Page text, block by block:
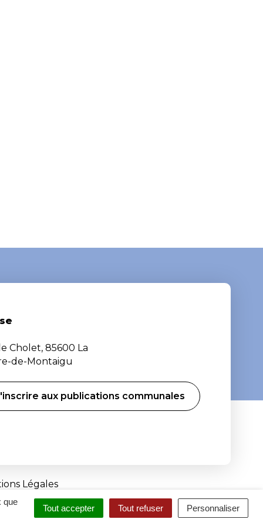
que
Tout accepter Tout refuser Personnaliser
Cholet, 85600 La
de-Montaigu
aux publications communales
Légales